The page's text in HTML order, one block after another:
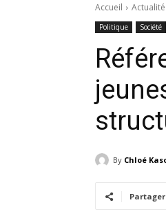
Accueil Actualité
Politique Société
By Chloé
Partager